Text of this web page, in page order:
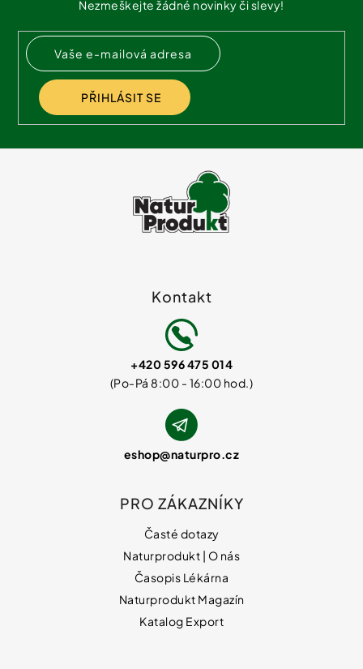
Nezmeškejte žádné novinky či slevy!
PŘIHLÁSIT SE
Kontakt
eshop@naturpro.cz
+420 596 475 014
PRO ZÁKAZNÍKY
Časté dotazy
Naturprodukt | O nás
Časopis Lékárna
Naturprodukt Magazín
Katalog Export